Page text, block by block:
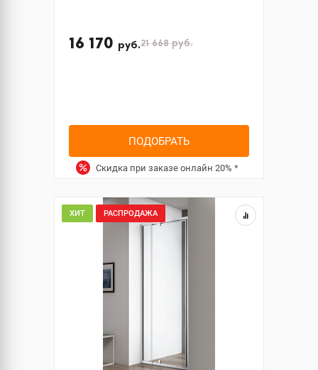
16 170 руб.21 668руб.
ПОДОБРАТЬ
Скидка при заказе онлайн 20% *
ХИТ РАСПРОДАЖА